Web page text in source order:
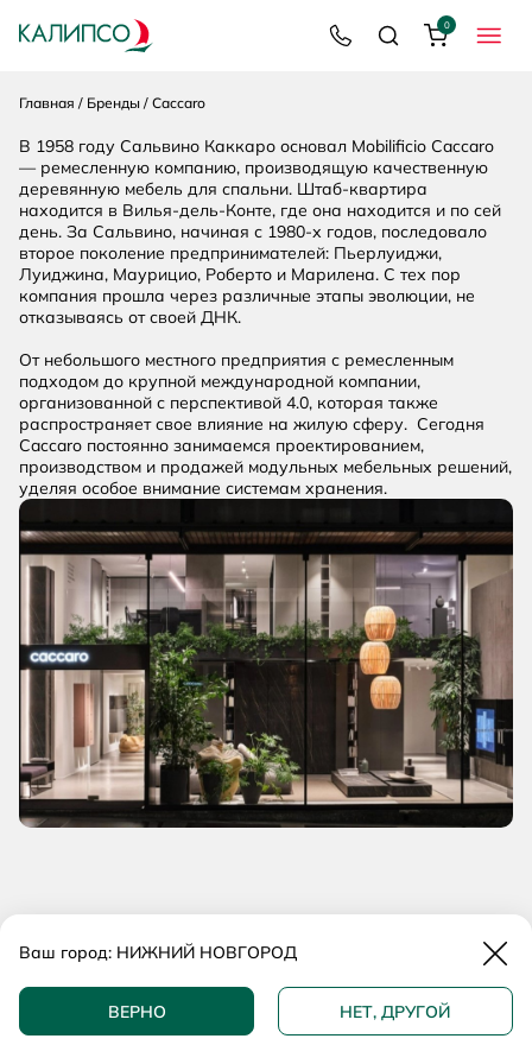
МЕНЮ
8 800 200 92 39
ПоискКорзина
0
Главная Бренды Caccaro
В 1958 году Сальвино Каккаро основал Mobilificio Caccaro
— ремесленную компанию, производящую качественную
деревянную мебель для спальни. Штаб-квартира
находится в Вилья-дель-Конте, где она находится и по сей
день. За Сальвино, начиная с 1980-х годов, последовало
второе поколение предпринимателей: Пьерлуиджи,
Луиджина, Маурицио, Роберто и Марилена. С тех пор
компания прошла через различные этапы эволюции, не
отказываясь от своей ДНК.
От небольшого местного предприятия с ремесленным
подходом до крупной международной компании,
организованной с перспективой 4.0, которая также
распространяет свое влияние на жилую сферу. Сегодня
Caccaro постоянно занимаемся проектированием,
производством и продажей модульных мебельных решений,
уделяя особое внимание системам хранения.
ТОВАРЫ БРЕНДА CACCARO
Ваш город: НИЖНИЙ НОВГОРОД
ВЕРНО НЕТ, ДРУГОЙ